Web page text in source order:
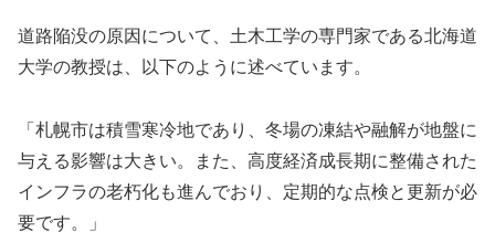
道路陥没の原因について、土木工学の専門家である北海道
大学の教授は、以下のように述べています。
「札幌市は積雪寒冷地であり、冬場の凍結や融解が地盤に
与える影響は大きい。また、高度経済成長期に整備された
インフラの老朽化も進んでおり、定期的な点検と更新が必
要です。」